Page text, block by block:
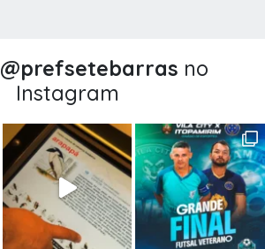
@‌prefsetebarras no
Instagram